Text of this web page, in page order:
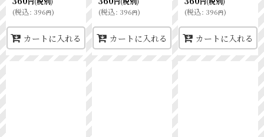
(税込: 396円)
カートに入れる
(税込: 396円)
カートに入れる
(税込: 396円)
カートに入れる